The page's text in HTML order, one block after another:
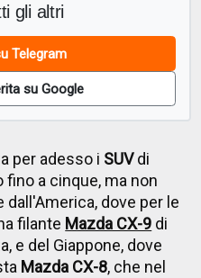
gli altri
Telegram
su Google
per adesso i SUVdi
a cinque, ma non
dove per le
filante Mazda CX-9 di
e del Giappone, dove
Mazda CX-8, che nel